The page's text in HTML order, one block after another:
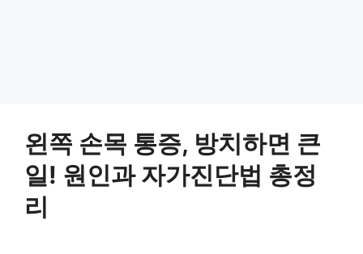
왼쪽 손목 통증, 방치하면 큰
일! 원인과 자가진단법 총정
리